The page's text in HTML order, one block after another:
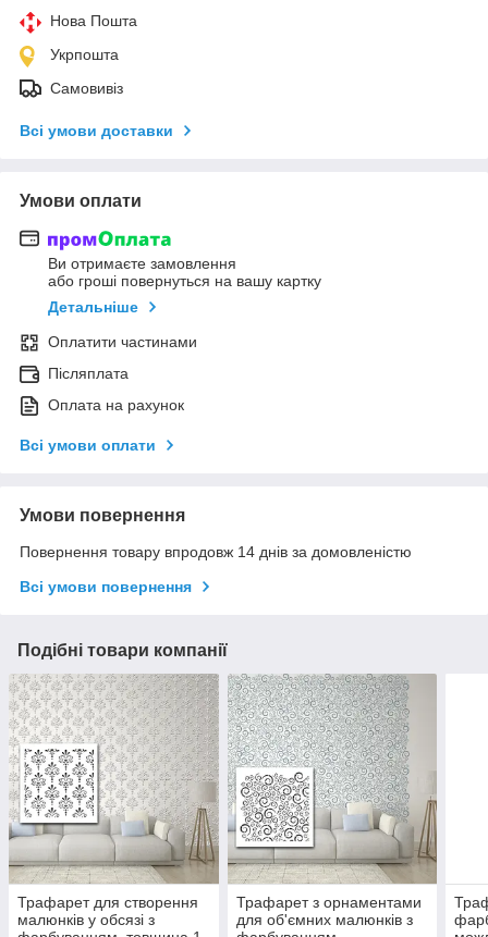
Нова Пошта
Укрпошта
Самовивіз
Всі умови доставки
Умови оплати
Ви отримаєте замовлення
або гроші повернуться на вашу картку
Детальніше
Оплатити частинами
Післяплата
Оплата на рахунок
Всі умови оплати
Умови повернення
Повернення товару впродовж 14 днів за домовленістю
Всі умови повернення
Подібні товари компанії
Трафарет для створення
малюнків у обсязі з
Трафарет з орнаментами
для об'ємних малюнків з